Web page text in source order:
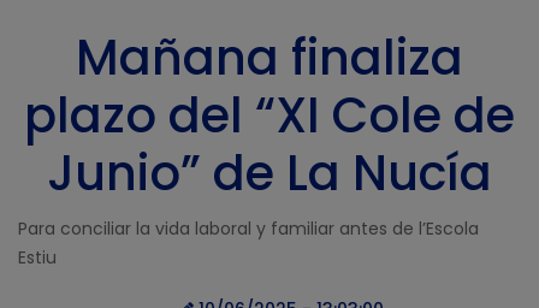
Mañana finaliza
plazo del “XI Cole de
Junio” de La Nucía
Para conciliar la vida laboral y familiar antes de l’Escola
Estiu